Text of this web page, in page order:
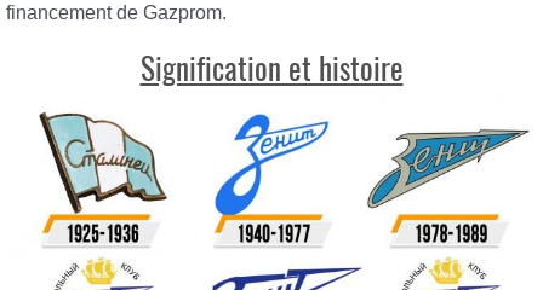
financement de Gazprom.
Signification et histoire